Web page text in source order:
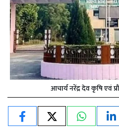
आचार्य नरेंद्र देव कृषि एवं